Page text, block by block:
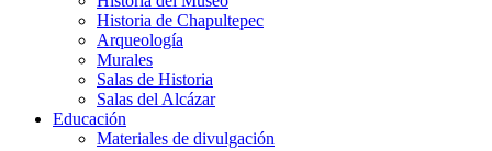
Historia de Chapultepec
Arqueología
Murales
Salas de Historia
Salas del Alcázar
Educación
Materiales de divulgación